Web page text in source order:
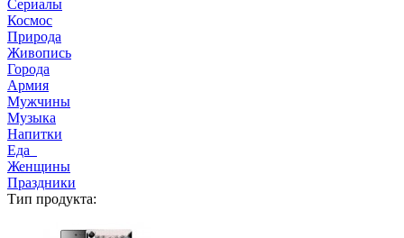
Сериалы
Космос
Природа
Живопись
Города
Армия
Мужчины
Музыка
Напитки
Еда
Женщины
Праздники
Тип продукта: